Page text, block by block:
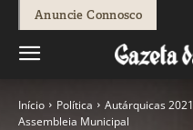
Anuncie Connosco
Início Política Autárquicas 2021
Assembleia Municipal